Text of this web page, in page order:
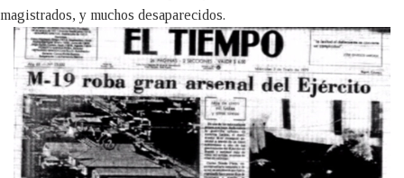
magistrados, y muchos desaparecidos.